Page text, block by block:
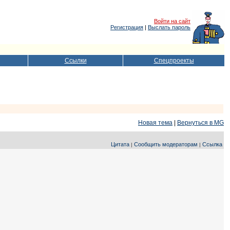
Войти на сайт
Регистрация | Выслать пароль
Ссылки Спецпроекты
Новая тема
Вернуться в MG
Цитата | Сообщить модераторам | Ссылка